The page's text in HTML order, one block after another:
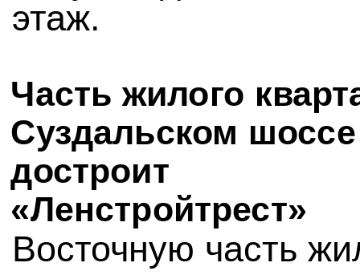
этаж.
Часть жилого
Суздальском шоссе
достроит
«Ленстройтрест»
Восточную часть